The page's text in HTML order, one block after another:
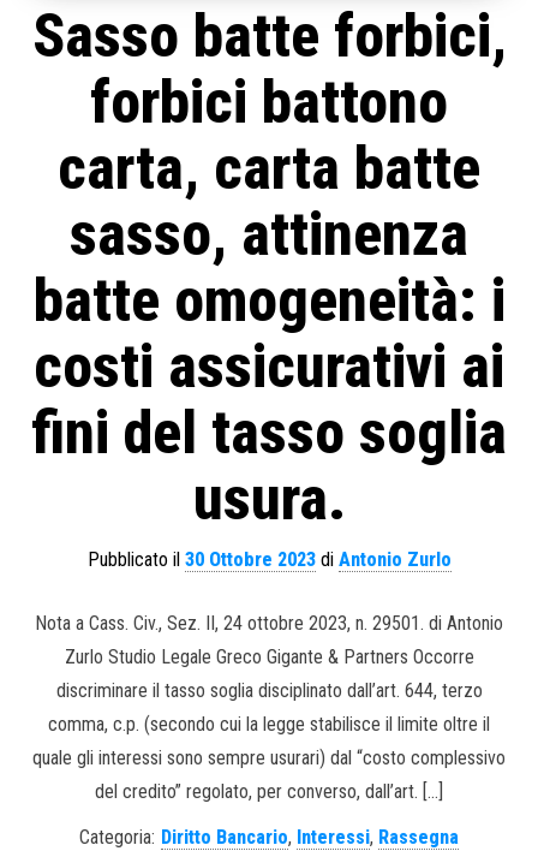
Sasso batte forbici,
forbici battono
carta, carta batte
sasso, attinenza
batte omogeneità: i
costi assicurativi ai
fini del tasso soglia
usura.
Pubblicato il 30 Ottobre 2023di Antonio Zurlo
Nota a Cass. Civ., Sez. II, 24 ottobre 2023, n. 29501. di Antonio
Zurlo Studio Legale Greco Gigante & Partners Occorre
discriminare il tasso soglia disciplinato dall’art. 644, terzo
comma, c.p. (secondo cui la legge stabilisce il limite oltre il
quale gli interessi sono sempre usurari) dal “costo complessivo
del credito” regolato, per converso, dall’art. […]
Categoria: Diritto Bancario, Interessi, Rassegna